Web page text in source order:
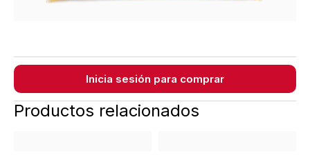
Inicia sesión para comprar
Productos relacionados